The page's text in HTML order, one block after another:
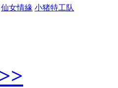
仙女情緣 小猪特工队